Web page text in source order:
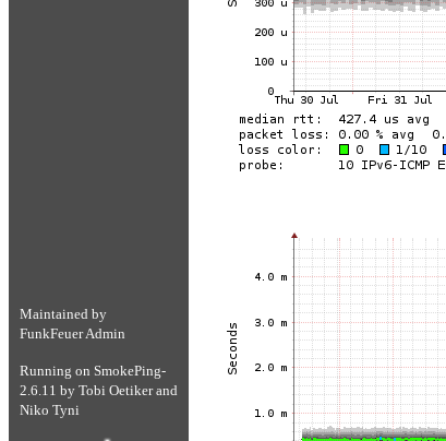
Maintained by
FunkFeuer Admin
Running on SmokePing-
2.6.11 by Tobi Oetikerand
Niko Tyni